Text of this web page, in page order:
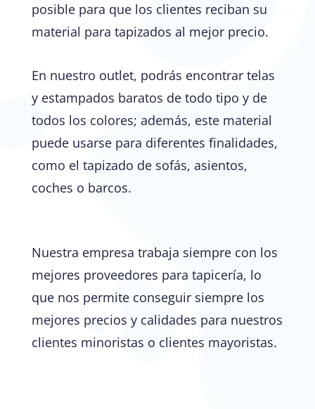
posible para que los clientes reciban su
material para tapizados al mejor precio.
En nuestro outlet, podrás encontrar telas
y estampados baratos de todo tipo y de
todos los colores; además, este material
puede usarse para diferentes finalidades,
como el tapizado de sofás, asientos,
coches o barcos.
Nuestra empresa trabaja siempre con los
mejores proveedores para tapicería, lo
que nos permite conseguir siempre los
mejores precios y calidades para nuestros
clientes minoristas o clientes mayoristas.